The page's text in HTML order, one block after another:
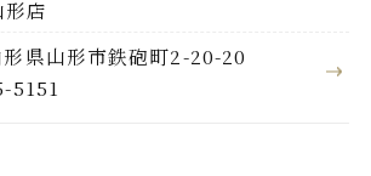
店
県山形市鉄砲町2-20-20
5151